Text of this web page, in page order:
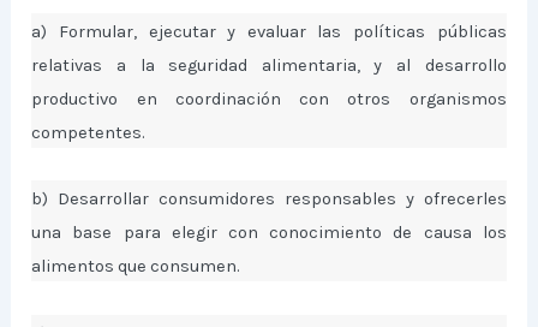
a) Formular, ejecutar y evaluar las políticas públicas
relativas a la seguridad alimentaria, y al desarrollo
productivo en coordinación con otros organismos
competentes.
b) Desarrollar consumidores responsables y ofrecerles
una base para elegir con conocimiento de causa los
alimentos que consumen.